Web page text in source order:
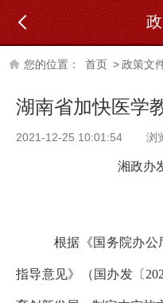
您的位置： 首页 >政策文
湖南省加快医学
2021-12-25 10:01:54 浏
湘政办
根据《国务院办公
指导意见》（国办发〔